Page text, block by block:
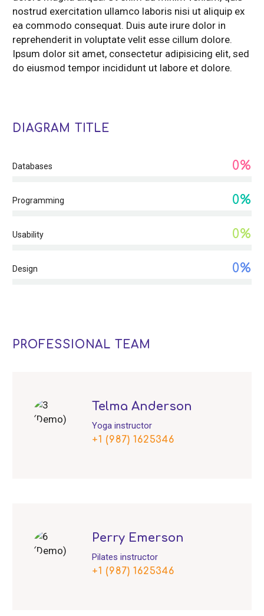
nostrud exercitation ullamco laboris nisi ut aliquip ex
ea commodo consequat. Duis aute irure dolor in
reprehenderit in voluptate velit esse cillum dolore.
Ipsum dolor sit amet, consectetur adipisicing elit, sed
do eiusmod tempor incididunt ut labore et dolore.
DIAGRAM TITLE
Databases 0%
Programming 0%
Usability 0%
Design 0%
PROFESSIONAL TEAM
Telma Anderson
Yoga instructor
+1 (987) 1625346
Perry Emerson
Pilates instructor
+1 (987) 1625346